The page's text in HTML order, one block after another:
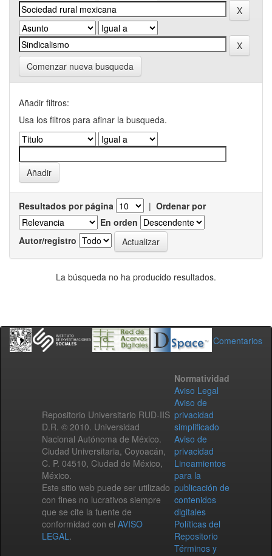
Comenzar nueva busqueda
Añadir filtros:
Usa los filtros para afinar la busqueda.
Resultados por página | Ordenar por
En orden
Autor/registro
La búsqueda no ha producido resultados.
Comentarios
Repositorio Universitario RUD-IIS
D.R. © 2010. Universidad
Nacional Autónoma de México.
Ciudad Universitaria, Coyoacán,
C. P. 04510, Ciudad de México,
México.
Este sitio web puede ser utilizado
con fines no lucrativos siempre
que se cite la fuente de
conformidad con el AVISO
LEGAL.
Normatividad
Aviso Legal
Aviso de
privacidad
simplificado
Aviso de
privacidad
Lineamientos
para la
publicación de
contenidos
digitales
Políticas del
Repositorio
Términos y